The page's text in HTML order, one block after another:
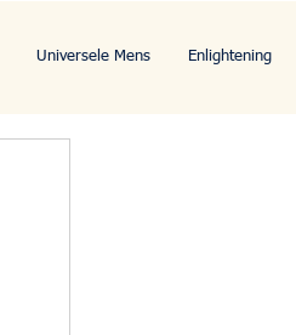
Universele Mens Enlightening